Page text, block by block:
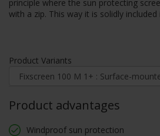
principle where the sun protecting
with a zip. This way it is solidly
Product Variants
Product advantages
Windproof sun protection